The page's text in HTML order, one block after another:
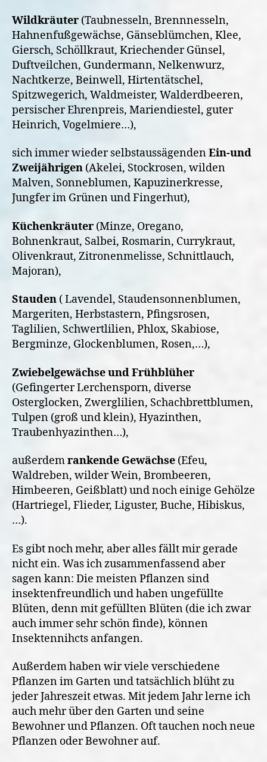
Wildkräuter (Taubnesseln, Brennnesseln,
Hahnenfußgewächse, Gänseblümchen, Klee,
Giersch, Schöllkraut, Kriechender Günsel,
Duftveilchen, Gundermann, Nelkenwurz,
Nachtkerze, Beinwell, Hirtentätschel,
Spitzwegerich, Waldmeister, Walderdbeeren,
persischer Ehrenpreis, Mariendiestel, guter
Heinrich, Vogelmiere…),
sich immer wieder selbstaussägendenEin-und
Zweijährigen (Akelei, Stockrosen, wilden
Malven, Sonneblumen, Kapuzinerkresse,
Jungfer im Grünen und Fingerhut),
Küchenkräuter (Minze, Oregano,
Bohnenkraut, Salbei, Rosmarin, Currykraut,
Olivenkraut, Zitronenmelisse, Schnittlauch,
Majoran),
Stauden ( Lavendel, Staudensonnenblumen,
Margeriten, Herbstastern, Pfingsrosen,
Taglilien, Schwertlilien, Phlox, Skabiose,
Bergminze, Glockenblumen, Rosen,…),
Zwiebelgewächse und Frühblüher
(Gefingerter Lerchensporn, diverse
Osterglocken, Zwerglilien, Schachbrettblumen,
Tulpen (groß und klein), Hyazinthen,
Traubenhyazinthen…),
außerdemrankende Gewächse (Efeu,
Waldreben, wilder Wein, Brombeeren,
Himbeeren, Geißblatt) und noch einige Gehölze
(Hartriegel, Flieder, Liguster, Buche, Hibiskus,
…).
Es gibt noch mehr, aber alles fällt mir gerade
nicht ein. Was ich zusammenfassend aber
sagen kann: Die meisten Pflanzen sind
insektenfreundlich und haben ungefüllte
Blüten, denn mit gefüllten Blüten (die ich zwar
auch immer sehr schön finde), können
Insektennihcts anfangen.
Außerdem haben wir viele verschiedene
Pflanzen im Garten und tatsächlich blüht zu
jeder Jahreszeit etwas. Mit jedem Jahr lerne ich
auch mehr über den Garten und seine
Bewohner und Pflanzen. Oft tauchen noch neue
Pflanzen oder Bewohner auf.